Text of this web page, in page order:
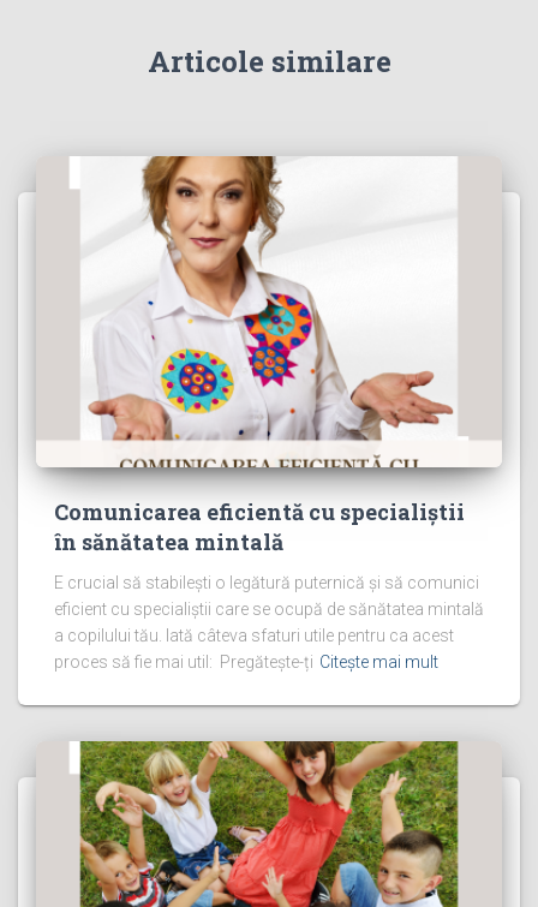
Articole similare
Comunicarea eficientă cu specialiștii
în sănătatea mintală
E crucial să stabilești o legătură puternică și să comunici
eficient cu specialiștii care se ocupă de sănătatea mintală
a copilului tău. Iată câteva sfaturi utile pentru ca acest
proces să fie mai util: Pregătește-ți Citește mai mult